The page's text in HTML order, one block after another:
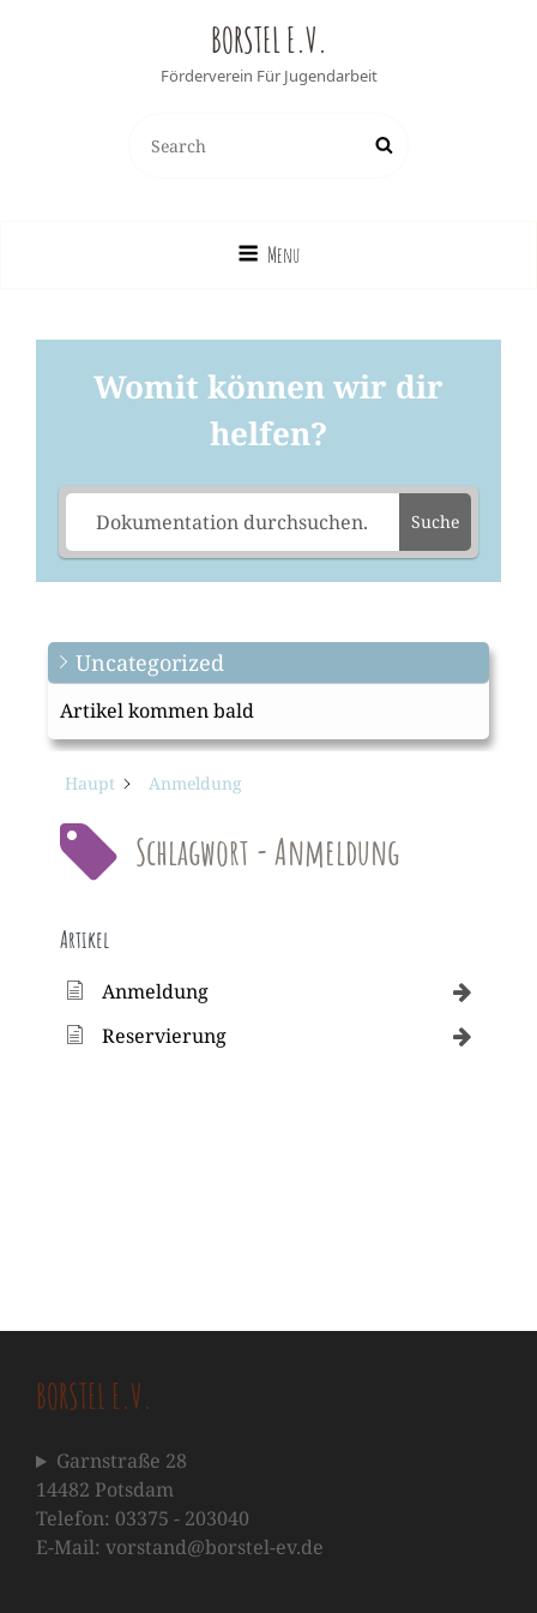
BORSTEL E.V.
Förderverein Für Jugendarbeit
for:
Menu
Womit können wir dir
helfen?
Suche
Uncategorized
Artikel kommen bald
Haupt Anmeldung
Schlagwort - Anmeldung
Artikel
Anmeldung
Reservierung
BORSTEL E.V.
Garnstraße 28
14482 Potsdam
Telefon: 03375 - 203040
E-Mail: vorstand@borstel-ev.de